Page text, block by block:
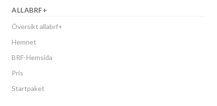
ALLABRF+
Översikt allabrf+
Hemnet
BRF-Hemsida
Pris
Startpaket